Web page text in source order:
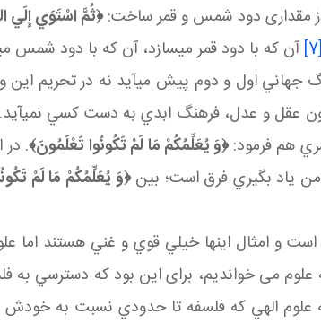
از مقداری دود شمس و قمر ساخت:﴿ثُمَّ اسْتَوَي إِلَي
[7]
آن که با دود قمر مي سازد، آن که با دود شمس
اول و دوم پيش مي آيد نه در تحريم اين
و عدل، فرهنگ ابدي به دست کسي نمي آيد.
هم فرمود:﴿وَ يُعَلِّمُكُمْ مَا لَمْ تَكُونُوا تَعْلَمُونَ﴾.
من ياد بگيري فرق است؛ بين﴿وَ يُعَلِّمُكُمْ مَا لَمْ
و امثال اينها خيلي قوي و غني هستند اما
علوم می خوانديم، برای اين بود که دسترسي به
به علوم الهي که فلسفه تا حدودي نسبت به